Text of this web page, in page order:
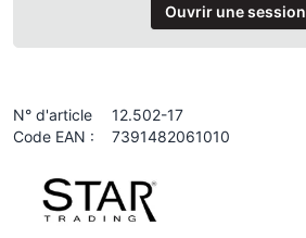
Ouvrir une session
N° d'article
12.502-17
Code EAN :
7391482061010